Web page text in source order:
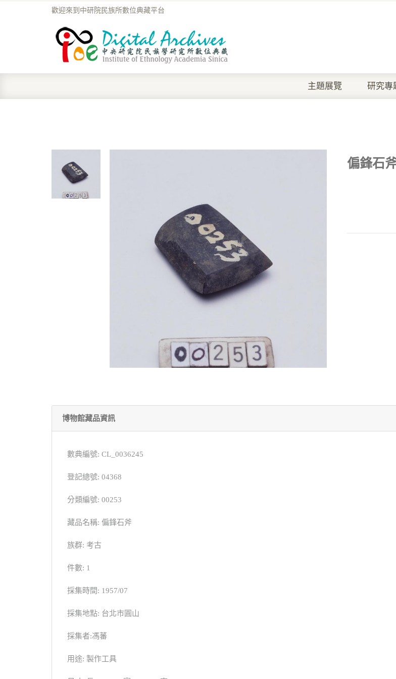
歡迎來到中研院民族所數位典藏平台
主題展覽 研究專
偏鋒石
博物館藏品資訊
數典編號: CL_0036245
登記總號: 04368
分類編號: 00253
藏品名稱: 偏鋒石斧
族群: 考古
件數: 1
採集時間: 1957/07
採集地點: 台北市圓山
採集者:馮蕃
用途: 製作工具